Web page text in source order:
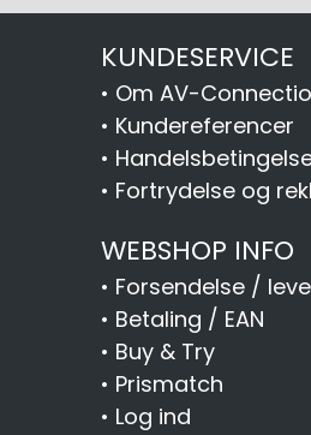
KUNDESERVICE
• Om AV-
• Kundereferencer
•
• Fortrydelse og
WEBSHOP INFO
• Forsendelse /
• Betaling / EAN
• Buy & Try
• Prismatch
• Log ind